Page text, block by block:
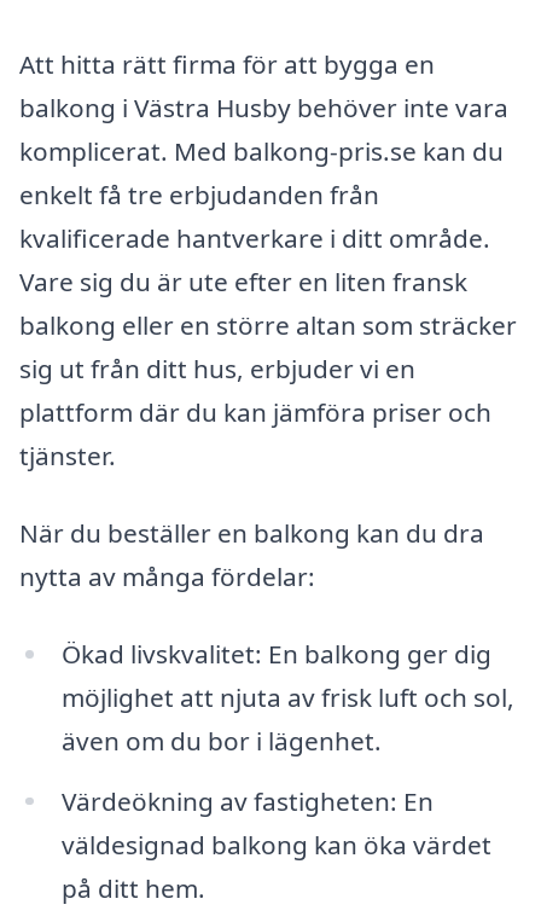
Att hitta rätt firma för att bygga en
balkong i Västra Husby behöver inte vara
komplicerat. Med balkong-pris.se kan du
enkelt få tre erbjudanden från
kvalificerade hantverkare i ditt område.
Vare sig du är ute efter en liten fransk
balkong eller en större altan som sträcker
sig ut från ditt hus, erbjuder vi en
plattform där du kan jämföra priser och
tjänster.
När du beställer en balkong kan du dra
nytta av många fördelar:
Ökad livskvalitet: En balkong ger dig
möjlighet att njuta av frisk luft och sol,
även om du bor i lägenhet.
Värdeökning av fastigheten: En
väldesignad balkong kan öka värdet
på ditt hem.